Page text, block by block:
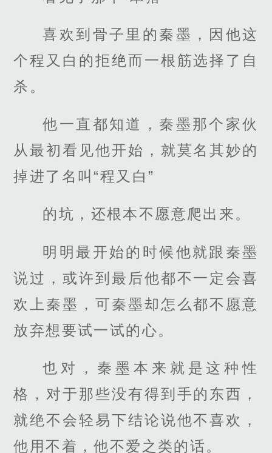
喜欢到骨子里的秦墨，因他这
个程又白的拒绝而一根筋选择了自
杀。
他一直都知道，秦墨那个家伙
从最初看见他开始，就莫名其妙的
掉进了名叫“程又白”
的坑，还根本不愿意爬出来。
明明最开始的时候他就跟秦墨
说过，或许到最后他都不一定会喜
欢上秦墨，可秦墨却怎么都不愿意
放弃想要试一试的心。
也对，秦墨本来就是这种性
格，对于那些没有得到手的东西，
就绝不会轻易下结论说他不喜欢，
他用不着，他不爱之类的话。